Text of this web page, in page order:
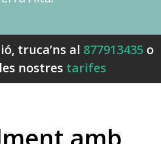
truca’ns al 877913435 o
nostres tarifes